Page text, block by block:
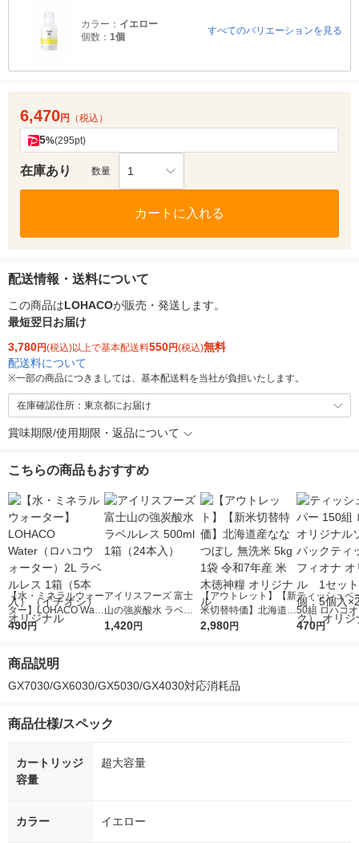
カラー： イエロー
個数： 1個
すべてのバリエーションを見る
6,470円 （税込）
5%(295pt)
在庫あり 数量 1
カートに入れる
配送情報・送料について
この商品はLOHACOが販売・発送します。
最短翌日お届け
3,780円(税込)以上で基本配送料550円(税込)無料
配送料について
※一部の商品につきましては、基本配送料を当社が負担いたします。
在庫確認住所：東京都にお届け
賞味期限/使用期限・返品について
こちらの商品もおすすめ
【水・ミネラルウォー
ター】LOHACO Wate
r（ロハコウォータ
シ） オリジナル
490円
アイリスフーズ 富士
山の強炭酸水 ラベル
レス 500ml 1箱（24
1,420円
【アウトレット】【新
米切替特価】北海道産
ななつぼし 無洗米 5k
2,980円
ティッシュペ
50組 ロハコ
ルソフトパッ
470円
商品説明
GX7030/GX6030/GX5030/GX4030対応消耗品
商品仕様/スペック
カートリッジ
容量
超大容量
カラー イエロー